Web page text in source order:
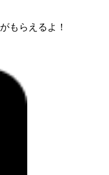
がもらえるよ！